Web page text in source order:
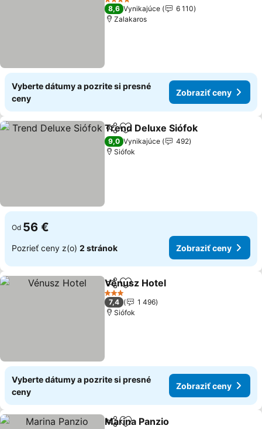
4 Počet hviezdičiek
8,6 Vynikajúce
6 110
Zalakaros
Vyberte dátumy a pozrite si presné
ceny
Zobraziť ceny
ZdieľaťPridať do obľúbených
Trend Deluxe Siófok
9,0 Vynikajúce
492
Siófok
Od 56 €
Pozrieť ceny z(o) 2 stránok Zobraziť ceny
ZdieľaťPridať do obľúbených
Vénusz Hotel
3 Počet hviezdičiek
7,4
1 496
Siófok
Vyberte dátumy a pozrite si presné
ceny
Zobraziť ceny
Zdieľať
Marina Panzio